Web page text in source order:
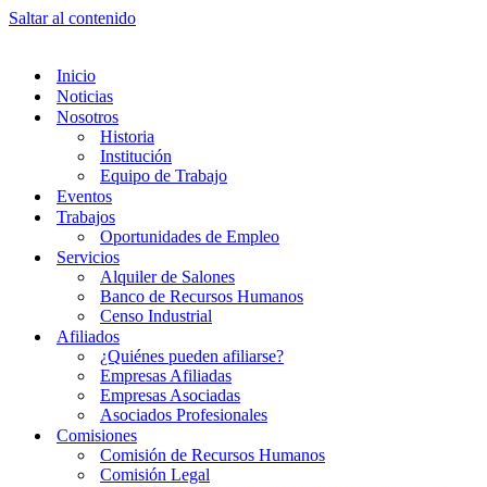
Saltar al contenido
Inicio
Noticias
Nosotros
Historia
Institución
Equipo de Trabajo
Eventos
Trabajos
Oportunidades de Empleo
Servicios
Alquiler de Salones
Banco de Recursos Humanos
Censo Industrial
Afiliados
¿Quiénes pueden afiliarse?
Empresas Afiliadas
Empresas Asociadas
Asociados Profesionales
Comisiones
Comisión de Recursos Humanos
Comisión Legal